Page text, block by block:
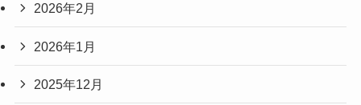
2026年2月
2026年1月
2025年12月